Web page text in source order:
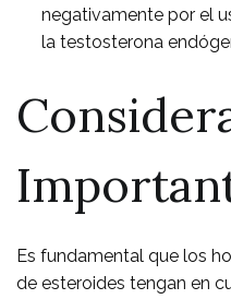
negativamente por el
la testosterona
Es fundamental que los
de esteroides tengan en